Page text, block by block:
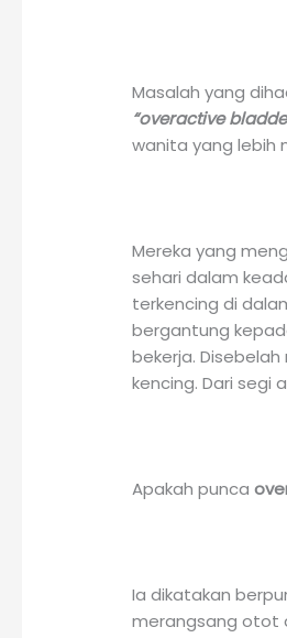
Masalah yang
“overactive
wanita yang lebih
Mereka yang
sehari dalam
terkencing di
bergantung
bekerja.
kencing. Dari segi
Apakah punca
Ia dikatakan
merangsang otot